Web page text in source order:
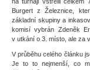
Burgert z Železnice,
základní skupiny a
komisí vybrán Zdeněk
v utkání o 3. místo, ale za
V průběhu celého článku
Je to to nejmenší, co